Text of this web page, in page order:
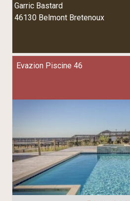
Garric Bastard
46130 Belmont Bretenoux
Evazion Piscine 46